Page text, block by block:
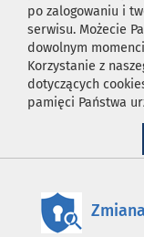
po zalogowaniu i
serwisu. Możecie
dowolnym
Korzystanie z
dotyczących
pamięci Państwa